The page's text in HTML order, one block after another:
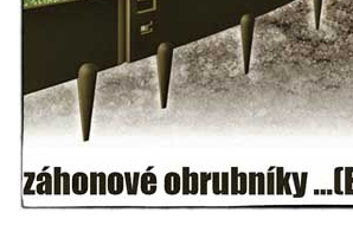
Kenotaf Antonína Krause na hřbitově v
Pomník vojákům Rudé armády na hřbitově
v Kozlech
Pamětní deska pochodu smrti v Saupsdorfu
Pomník obětem 2. světové války v parku
Walthera von der Vogelweide v Duchcově